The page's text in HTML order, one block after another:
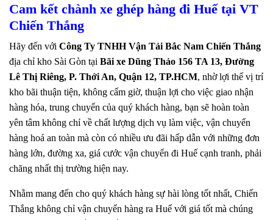
Cam kết chành xe ghép hàng đi Huế tại VT
Chiến Thắng
Hãy đến với Công Ty TNHH Vận Tải Bắc Nam Chiến Thắng
địa chỉ kho Sài Gòn tại Bãi xe Dũng Thảo 156 TA 13, Đường
Lê Thị Riêng, P. Thới An, Quận 12, TP.HCM, nhờ lợi thế vị trí
kho bãi thuận tiện, không cấm giờ, thuận lợi cho việc giao nhận
hàng hóa, trung chuyển của quý khách hàng, bạn sẽ hoàn toàn
yên tâm không chỉ về chất lượng dịch vụ làm việc, vận chuyển
hàng hoá an toàn mà còn có nhiều ưu đãi hấp dẫn với những đơn
hàng lớn, đường xa, giá cước vận chuyển đi Huế cạnh tranh, phải
chăng nhất thị trường hiện nay.
Nhằm mang đến cho quý khách hàng sự hài lòng tốt nhất, Chiến
Thắng không chỉ vận chuyển hàng ra Huế với giá tốt mà chúng